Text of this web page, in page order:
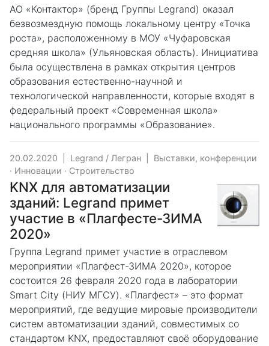
АО «Контактор» (бренд Группы Legrand) оказал
безвозмездную помощь локальному центру «Точка
роста», расположенному в МОУ «Чуфаровская
средняя школа» (Ульяновская область). Инициатива
была осуществлена в рамках открытия центров
образования естественно-научной и
технологической направленности, которые входят в
федеральный проект «Современная школа»
национального программы «Образование».
20.02.2020 Legrand / Легран
Выставки, конференции
· Инновации · Строительство
KNX для автоматизации
зданий: Legrand примет
участие в «Плагфесте-ЗИМА
2020»
Группа Legrand примет участие в отраслевом
мероприятии «Плагфест-ЗИМА 2020», которое
состоится 26 февраля 2020 года в лаборатории
Smart City (НИУ МГСУ). «Плагфест» – это формат
мероприятий, где ведущие мировые производители
систем автоматизации зданий, совместимых со
стандартом KNX, предоставляют своё оборудование